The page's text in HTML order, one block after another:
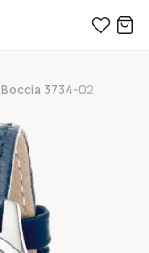
Boccia 3734-02